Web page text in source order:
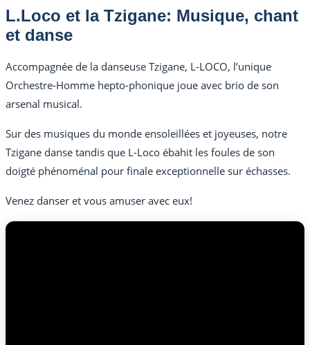
L.Loco et la Tzigane: Musique, chant
et danse
Accompagnée de la danseuse Tzigane, L-LOCO, l’unique
Orchestre-Homme hepto-phonique joue avec brio de son
arsenal musical.
Sur des musiques du monde ensoleillées et joyeuses, notre
Tzigane danse tandis que L-Loco ébahit les foules de son
doigté phénoménal pour finale exceptionnelle sur échasses.
Venez danser et vous amuser avec eux!